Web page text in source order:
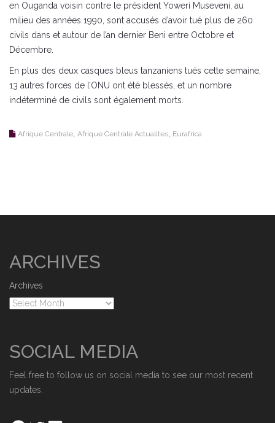
en Ouganda voisin contre le président Yoweri Museveni, au
milieu des années 1990, sont accusés d’avoir tué plus de 260
civils dans et autour de l’an dernier Beni entre Octobre et
Décembre.
En plus des deux casques bleus tanzaniens tués cette semaine,
13 autres forces de l’ONU ont été blessés, et un nombre
indéterminé de civils sont également morts.
Afrique Centrale Afrique Centrale Actualites Eurafrica
ARCHIVES
Archives
SOCIAL MEDIA
Feel free to follow us on social media to see our most recent
updates.